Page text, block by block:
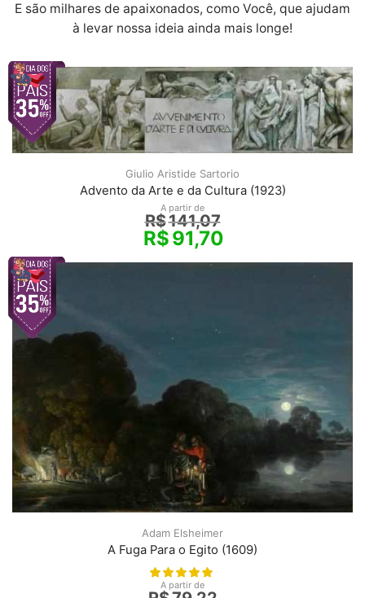
E são milhares de apaixonados, como Você, que ajudam
à levar nossa ideia ainda mais longe!
Giulio Aristide Sartorio
Advento da Arte e da Cultura (1923)
A partir de
R$141,07
R$91,70
Adam Elsheimer
A Fuga Para o Egito (1609)
A partir de